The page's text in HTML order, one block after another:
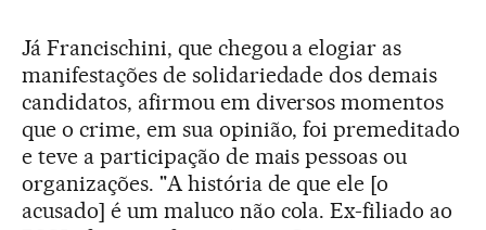
Já Francischini, que chegou a elogiar as
manifestações de solidariedade dos demais
candidatos, afirmou em diversos momentos
que o crime, em sua opinião, foi premeditado
e teve a participação de mais pessoas ou
organizações. "A história de que ele [o
acusado] é um maluco não cola. Ex-filiado ao